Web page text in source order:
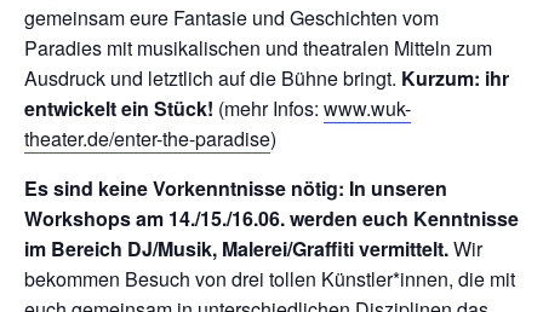
gemeinsam eure Fantasie und Geschichten vom
Paradies mit musikalischen und theatralen Mitteln zum
Ausdruck und letztlich auf die Bühne bringt. Kurzum: ihr
entwickelt ein Stück! (mehr Infos: www.wuk-
theater.de/enter-the-paradise)
Es sind keine Vorkenntnisse nötig: In unseren
Workshops am 14./15./16.06. werden euch Kenntnisse
im Bereich DJ/Musik, Malerei/Graffiti vermittelt.Wir
bekommen Besuch von drei tollen Künstler*innen, die mit